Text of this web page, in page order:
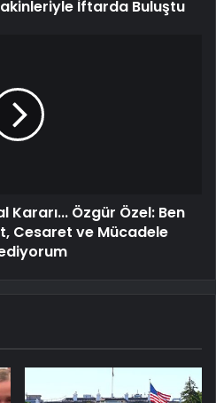
İftarda Buluştu
Kararı... Özgür Özel: Ben
Cesaret ve Mücadele